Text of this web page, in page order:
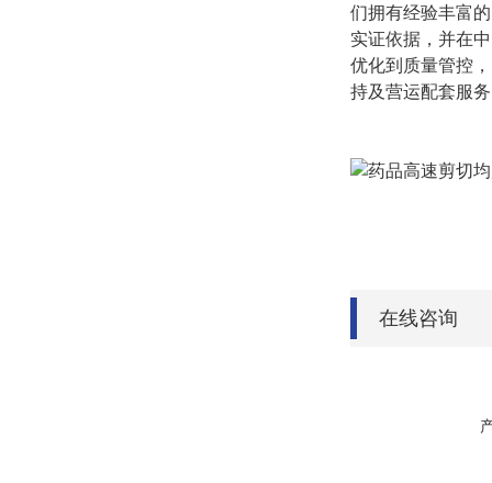
们拥有经验丰富
实证依据，并在
优化到质量管控，
持及营运配套服
在线咨询